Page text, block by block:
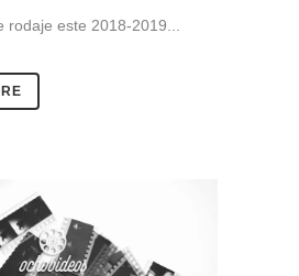
rodaje este 2018-2019...